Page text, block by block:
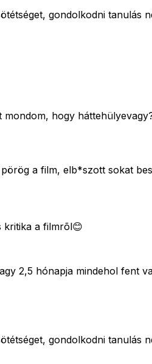
gondolkodni tanulás
hogy
a film, elb*szott sokat
kritika a filmrõl😊
2,5 hónapja mindehol fent
gondolkodni tanulás